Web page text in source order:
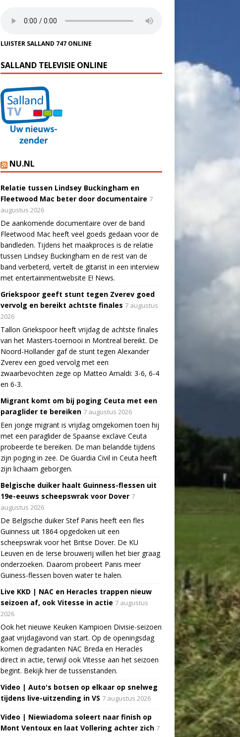
LUISTER SALLAND 747 ONLINE
SALLAND TELEVISIE ONLINE
NU.NL
Relatie tussen Lindsey Buckingham en
Fleetwood Mac beter door documentaire 7
augustus 2026
De aankomende documentaire over de band
Fleetwood Mac heeft veel goeds gedaan voor de
bandleden. Tijdens het maakproces is de relatie
tussen Lindsey Buckingham en de rest van de
band verbeterd, vertelt de gitarist in een interview
met entertainmentwebsite E! News.
Griekspoor geeft stunt tegen Zverev goed
vervolg en bereikt achtste finales 7 augustus
2026
Tallon Griekspoor heeft vrijdag de achtste finales
van het Masters-toernooi in Montreal bereikt. De
Noord-Hollander gaf de stunt tegen Alexander
Zverev een goed vervolg met een
zwaarbevochten zege op Matteo Arnaldi: 3-6, 6-4
en 6-3.
Migrant komt om bij poging Ceuta met een
paraglider te bereiken 7 augustus 2026
Een jonge migrant is vrijdag omgekomen toen hij
met een paraglider de Spaanse exclave Ceuta
probeerde te bereiken. De man belandde tijdens
zijn poging in zee. De Guardia Civil in Ceuta heeft
zijn lichaam geborgen.
Belgische duiker haalt Guinness-flessen uit
19e-eeuws scheepswrak voor Dover 7
augustus 2026
De Belgische duiker Stef Panis heeft een fles
Guinness uit 1864 opgedoken uit een
scheepswrak voor het Britse Dover. De KU
Leuven en de Ierse brouwerij willen het bier graag
onderzoeken. Daarom probeert Panis meer
Guiness-flessen boven water te halen.
Live KKD | NAC en Heracles trappen nieuw
seizoen af, ook Vitesse in actie 7 augustus
2026
Ook het nieuwe Keuken Kampioen Divisie-seizoen
gaat vrijdagavond van start. Op de openingsdag
komen degradanten NAC Breda en Heracles
direct in actie, terwijl ook Vitesse aan het seizoen
begint. Bekijk hier de tussenstanden.
Video | Auto's botsen op elkaar op snelweg
tijdens live-uitzending in VS 7 augustus 2026
Video | Niewiadoma soleert naar finish op
Mont Ventoux en laat Vollering achter zich 7